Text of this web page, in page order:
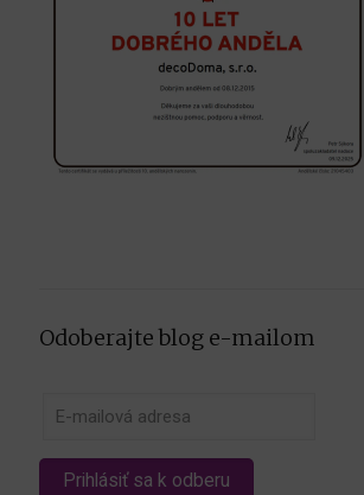
Odoberajte blog e-mailom